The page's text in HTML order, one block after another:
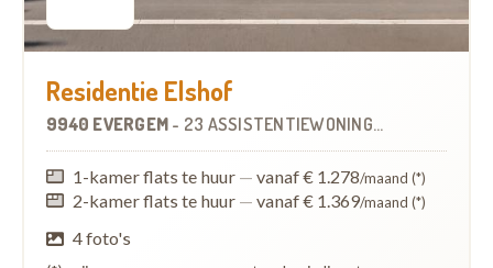
Residentie Elshof
9940 EVERGEM - 23 ASSISTENTIEWONINGEN
1-kamer flats te huur — vanaf € 1.278/maand (*)
2-kamer flats te huur — vanaf € 1.369/maand (*)
4 foto's